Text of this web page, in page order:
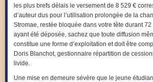
les plus brefs délais le versement de 8 529 €
d’auteur dus pour l’utilisation prolongée de la
Stromae, restée bloquée dans votre tête durant
ayant été déposée, sachez que toute diffusion
constitue une forme d’exploitation et doit être
Doris Blanchot, gestionnaire répartition de
livide.
Une mise en demeure sévère que le jeune